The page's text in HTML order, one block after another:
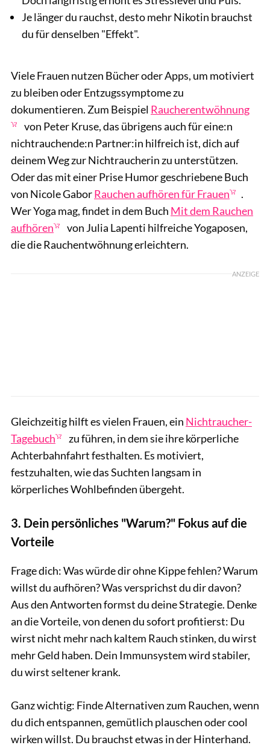
Je länger du rauchst, desto mehr Nikotin brauchst
du für denselben "Effekt".
Viele Frauen nutzen Bücher oder Apps, um motiviert
zu bleiben oder Entzugssymptome zu
dokumentieren. Zum Beispiel Raucherentwöhnung
von Peter Kruse, das übrigens auch für eine:n
nichtrauchende:n Partner:in hilfreich ist, dich auf
deinem Weg zur Nichtraucherin zu unterstützen.
Oder das mit einer Prise Humor geschriebene Buch
von Nicole GaborRauchen aufhören für Frauen
.
Wer Yoga mag, findet in dem Buch Mit dem Rauchen
aufhören
von Julia Lapenti hilfreiche Yogaposen,
die die Rauchentwöhnung erleichtern.
ANZEIGE
Gleichzeitig hilft es vielen Frauen, ein Nichtraucher-
Tagebuch
zu führen, in dem sie ihre körperliche
Achterbahnfahrt festhalten. Es motiviert,
festzuhalten, wie das Suchten langsam in
körperliches Wohlbefinden übergeht.
3. Dein persönliches "Warum?" Fokus auf die
Vorteile
Frage dich: Was würde dir ohne Kippe fehlen? Warum
willst du aufhören? Was versprichst du dir davon?
Aus den Antworten formst du deine Strategie. Denke
an die Vorteile, von denen du sofort profitierst: Du
wirst nicht mehr nach kaltem Rauch stinken, du wirst
mehr Geld haben. Dein Immunsystem wird stabiler,
du wirst seltener krank.
Ganz wichtig: Finde Alternativen zum Rauchen, wenn
du dich entspannen, gemütlich plauschen oder cool
wirken willst. Du brauchst etwas in der Hinterhand.